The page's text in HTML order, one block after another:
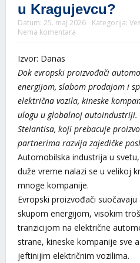
u Kragujevcu?
Datum: 25. maj 2026 Kategorija:
Nema komentara
Izvor: Danas
Dok evropski proizvođači
energijom, slabom prodajom i
električna vozila, kineske
ulogu u globalnoj autoindustriji.
Stelantisa, koji prebacuje
partnerima razvija zajedičke
Automobilska industrija u
duže vreme nalazi se u velikoj
mnoge kompanije.
Evropski proizvođači
skupom energijom, visokim
tranzicijom na električne
strane, kineske kompanije sve
jeftinijim električnim vozilima.